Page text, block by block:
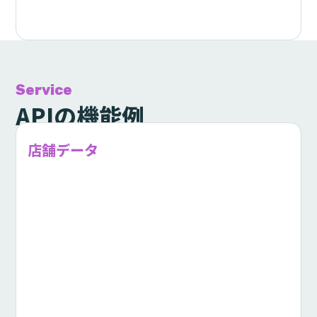
Service
APIの機能例
店舗データ